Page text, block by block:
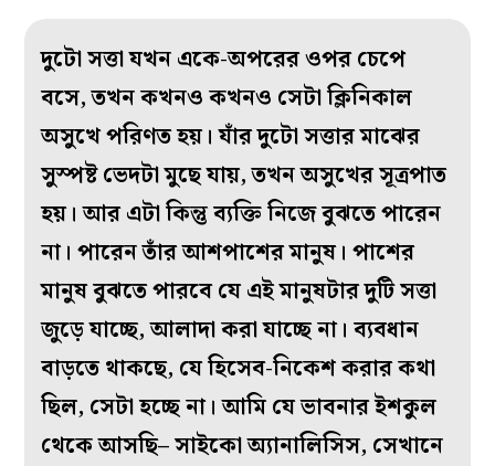
দুটো সত্তা যখন একে-অপরের ওপর চেপে
বসে, তখন কখনও কখনও সেটা ক্লিনিকাল
অসুখে পরিণত হয়। যাঁর দুটো সত্তার মাঝের
সুস্পষ্ট ভেদটা মুছে যায়, তখন অসুখের সূত্রপাত
হয়। আর এটা কিন্তু ব্যক্তি নিজে বুঝতে পারেন
না। পারেন তাঁর আশপাশের মানুষ। পাশের
মানুষ বুঝতে পারবে যে এই মানুষটার দুটি সত্তা
জুড়ে যাচ্ছে, আলাদা করা যাচ্ছে না। ব্যবধান
বাড়তে থাকছে, যে হিসেব-নিকেশ করার কথা
ছিল, সেটা হচ্ছে না। আমি যে ভাবনার ইশকুল
থেকে আসছি– সাইকো অ্যানালিসিস, সেখানে